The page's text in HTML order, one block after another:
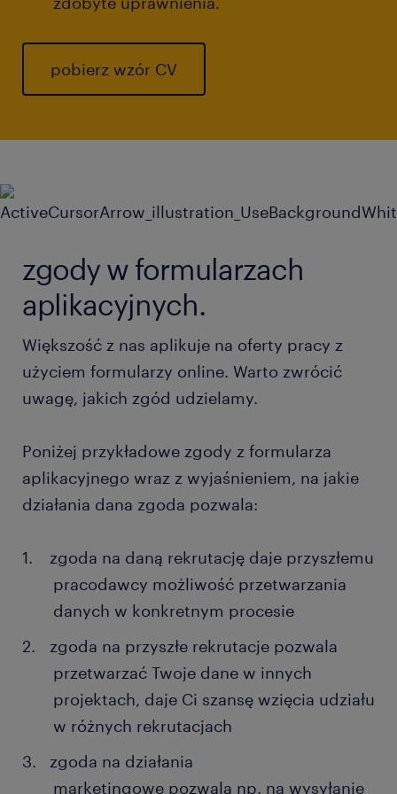
pobierz wzór CV
zgody w formularzach
aplikacyjnych.
Większość z nas aplikuje na oferty pracy z
użyciem formularzy online. Warto zwrócić
uwagę, jakich zgód udzielamy.
Poniżej przykładowe zgody z formularza
aplikacyjnego wraz z wyjaśnieniem, na jakie
działania dana zgoda pozwala:
zgoda na daną rekrutację daje przyszłemu
pracodawcy możliwość przetwarzania
danych w konkretnym procesie
zgoda na przyszłe rekrutacje pozwala
przetwarzać Twoje dane w innych
projektach, daje Ci szansę wzięcia udziału
w różnych rekrutacjach
zgoda na działania
marketingowe pozwala np. na wysyłanie